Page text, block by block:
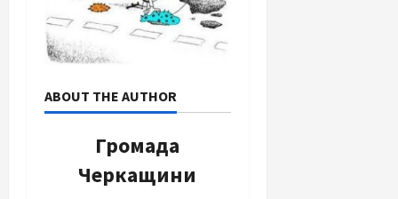
ABOUT THE AUTHOR
Громада
Черкащини